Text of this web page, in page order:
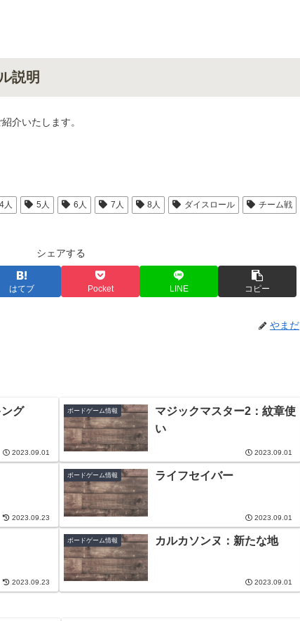
説明
介いたします。
4人 5人 6人 7人 8人 ダイスロール
チーム戦
シェアする
はてブ Pocket LINE コピー
やまだ
グ
2023.09.01
ボードゲーム情報
マジックマスター2：紋章使
い
2023.09.01
2023.09.23
ボードゲーム情報 ライフセイバー
2023.09.01
2023.09.23
ボードゲーム情報 カルカソンヌ：新たな地
2023.09.01